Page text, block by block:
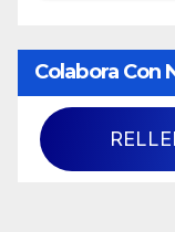
Colabora Con